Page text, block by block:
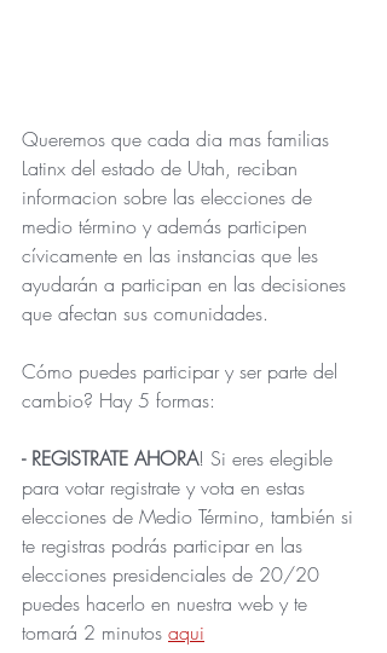
Queremos que cada dia mas familias
Latinx del estado de Utah, reciban
informacion sobre las elecciones de
medio término y además participen
cívicamente en las instancias que les
ayudarán a participan en las decisiones
que afectan sus comunidades.
Cómo puedes participar y ser parte del
cambio? Hay 5 formas:
- REGISTRATE AHORA! Si eres elegible
para votar registrate y vota en estas
elecciones de Medio Término, también si
te registras podrás participar en las
elecciones presidenciales de 20/20
puedes hacerlo en nuestra web y te
tomará 2 minutos aqui